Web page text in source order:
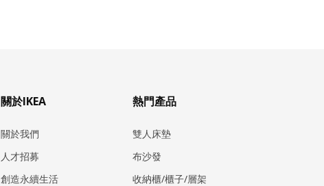
關於IKEA
關於我們
人才招募
創造永續生活
熱門產品
雙人床墊
布沙發
收納櫃/櫃子/層架